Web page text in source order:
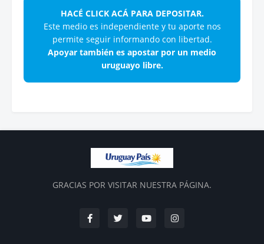
HACÉ CLICK ACÁ PARA DEPOSITAR.
Este medio es independiente y tu aporte nos
permite seguir informando con libertad.
Apoyar también es apostar por un medio
uruguayo libre.
GRACIAS POR VISITAR NUESTRA PÁGINA.